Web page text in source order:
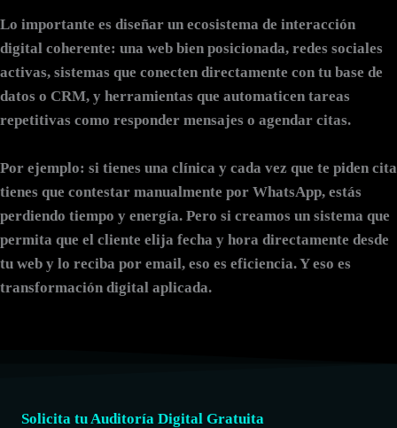
Lo importante es diseñar un ecosistema de interacción
digital coherente: una web bien posicionada, redes sociales
activas, sistemas que conecten directamente con tu base de
datos o CRM, y herramientas que automaticen tareas
repetitivas como responder mensajes o agendar citas.
Por ejemplo: si tienes una clínica y cada vez que te piden cita
tienes que contestar manualmente por WhatsApp, estás
perdiendo tiempo y energía. Pero si creamos un sistema que
permita que el cliente elija fecha y hora directamente desde
tu web y lo reciba por email, eso es eficiencia. Y eso es
transformación digital aplicada.
Solicita tu Auditoría Digital Gratuita